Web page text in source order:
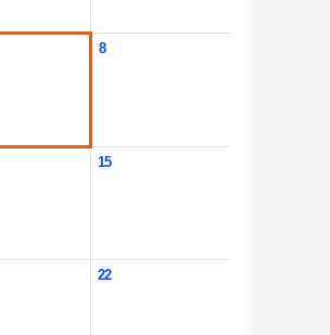
8
15
22